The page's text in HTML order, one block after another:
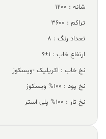
شانه : 1200
تراکم : 3600
تعداد رنگ : 8
ارتفاع خاب : 1±6
نخ خاب : اکریلیک -ویسکوز
نخ پود : 100% ویسکوز
نخ تار : 100% پلی استر